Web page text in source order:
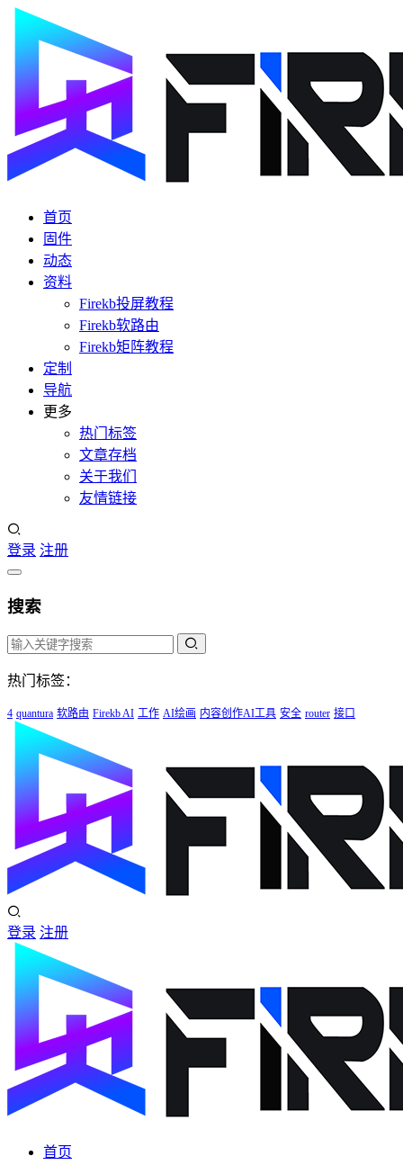
首页
固件
动态
资料
Firekb投屏教程
Firekb软路由
Firekb矩阵教程
定制
导航
更多
热门标签
文章存档
关于我们
友情链接
登录 注册
搜索
热门标签：
4 quantura 软路由 Firekb AI 工作 AI绘画 内容创作AI工具 安全 router 接口
登录 注册
首页